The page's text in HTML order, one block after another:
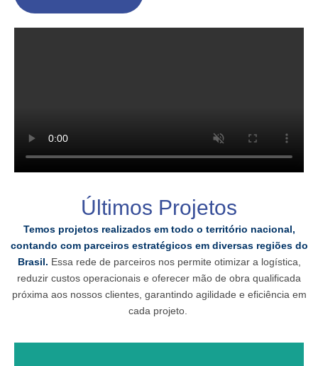
Últimos Projetos
Temos projetos realizados em todo o território nacional,
contando com parceiros estratégicos em diversas regiões do
Brasil. Essa rede de parceiros nos permite otimizar a logística,
reduzir custos operacionais e oferecer mão de obra qualificada
próxima aos nossos clientes, garantindo agilidade e eficiência em
cada projeto.